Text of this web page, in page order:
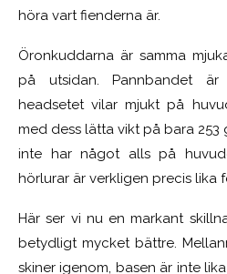
höra vart fienderna är.
Öronkuddarna är samma
på utsidan. Pannbandet
headsetet vilar mjukt på
med dess lätta vikt på bara
inte har något alls på
hörlurar är verkligen precis lika
Här ser vi nu en markant
betydligt mycket bättre.
skiner igenom, basen är inte